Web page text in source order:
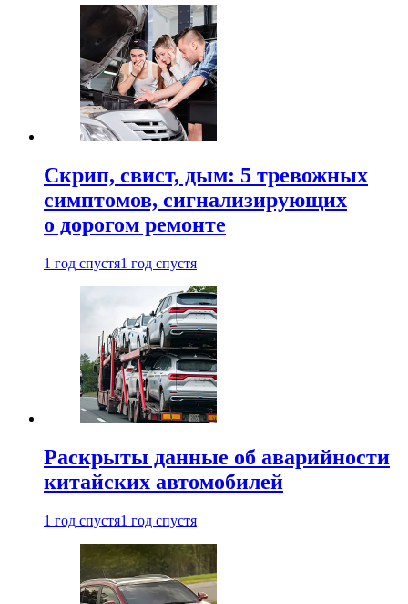
Скрип, свист, дым: 5 тревожных
симптомов, сигнализирующих
о дорогом ремонте
1 год спустя1 год спустя
Раскрыты данные об аварийности
китайских автомобилей
1 год спустя1 год спустя